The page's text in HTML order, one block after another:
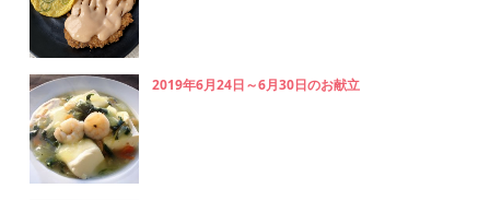
2019年6月24日～6月30日のお献立